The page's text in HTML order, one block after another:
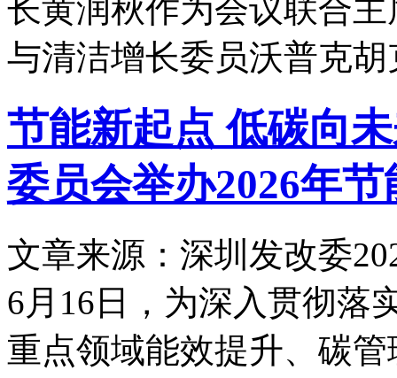
长黄润秋作为会议联合
与清洁增长委员沃普克
节能新起点 低碳向
委员会举办2026年
文章来源：深圳发改委
6月16日，为深入贯彻落
重点领域能效提升、碳